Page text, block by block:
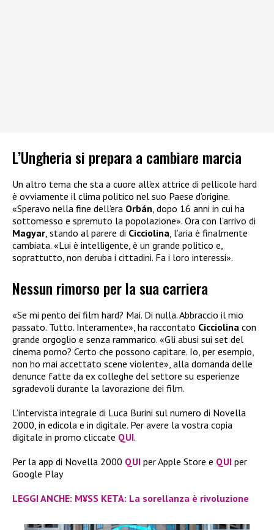
L’Ungheria si prepara a cambiare marcia
Un altro tema che sta a cuore all’ex attrice di pellicole hard
è ovviamente il clima politico nel suo Paese d’origine.
«Speravo nella fine dell’era Orbán, dopo 16 anni in cui ha
sottomesso e spremuto la popolazione». Ora con l’arrivo di
Magyar, stando al parere di Cicciolina, l’aria è finalmente
cambiata. «Lui è intelligente, è un grande politico e,
soprattutto, non deruba i cittadini. Fa i loro interessi».
Nessun rimorso per la sua carriera
«Se mi pento dei film hard? Mai. Di nulla. Abbraccio il mio
passato. Tutto. Interamente», ha raccontato Cicciolina con
grande orgoglio e senza rammarico. «Gli abusi sui set del
cinema porno? Certo che possono capitare. Io, per esempio,
non ho mai accettato scene violente», alla domanda delle
denunce fatte da ex colleghe del settore su esperienze
sgradevoli durante la lavorazione dei film.
L’intervista integrale di Luca Burini sul numero di Novella
2000, in edicola e in digitale. Per avere la vostra copia
digitale in promo cliccate QUI.
Per la app di Novella 2000 QUI per Apple Store e QUI per
Google Play
LEGGI ANCHE: M¥SS KETA: La sorellanza è rivoluzione